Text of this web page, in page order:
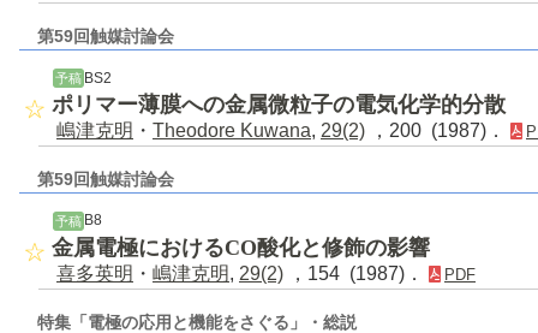
第59回触媒討論会
予稿 BS2
ポリマー薄膜への金属微粒子の電気化学的分散
嶋津克明 ・ Theodore Kuwana, 29(2) ，200 (1987)．
第59回触媒討論会
予稿 B8
金属電極におけるCO酸化と修飾の影響
喜多英明 ・ 嶋津克明, 29(2) ，154 (1987)． PDF
特集「電極の応用と機能をさぐる」・総説